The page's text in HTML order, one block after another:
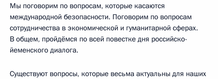
Мы поговорим по вопросам, которые касаются
международной безопасности. Поговорим по вопросам
сотрудничества в экономической и гуманитарной сферах.
В общем, пройдёмся по всей повестке дня российско-
йеменского диалога.
Существуют вопросы, которые весьма актуальны для наших